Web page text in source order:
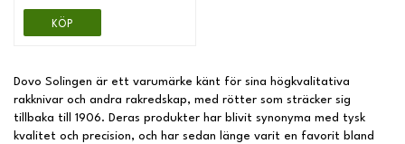
KÖP
Dovo Solingen är ett varumärke känt för sina högkvalitativa
rakknivar och andra rakredskap, med rötter som sträcker sig
tillbaka till 1906. Deras produkter har blivit synonyma med tysk
kvalitet och precision, och har sedan länge varit en favorit bland